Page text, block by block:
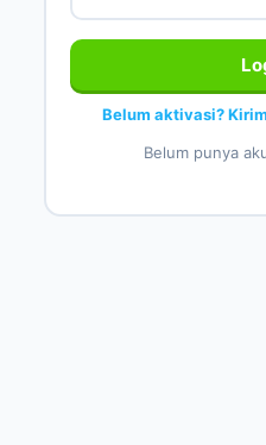
Belum aktivasi?
Belum punya